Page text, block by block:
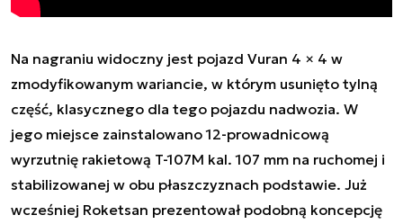
Na nagraniu widoczny jest pojazd Vuran 4 × 4 w
zmodyfikowanym wariancie, w którym usunięto tylną
część, klasycznego dla tego pojazdu nadwozia. W
jego miejsce zainstalowano12-prowadnicową
wyrzutnię rakietową T-107M kal. 107 mm na ruchomej i
stabilizowanej w obu płaszczyznach podstawie. Już
wcześniej Roketsan prezentował podobną koncepcję